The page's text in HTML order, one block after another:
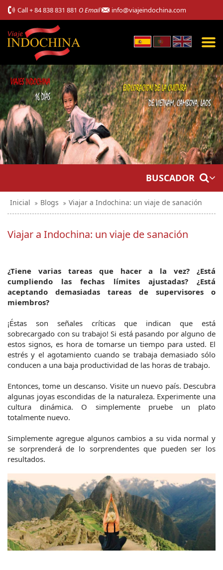
Call+ 84 838 831 881 O Email info@viajeindochina.com
BUSCADOR
Inicial Blogs Viajar a Indochina: un viaje de sanación
Viajar a Indochina: un viaje de sanación
¿Tiene varias tareas que hacer a la vez? ¿Está
cumpliendo las fechas límites ajustadas? ¿Está
aceptando demasiadas tareas de supervisores o
miembros?
¡Éstas son señales críticas que indican que está
sobrecargado con su trabajo! Si está pasando por alguno de
estos signos, es hora de tomarse un tiempo para usted. El
estrés y el agotamiento cuando se trabaja demasiado sólo
conducen a una baja productividad de las horas de trabajo.
Entonces, tome un descanso. Visite un nuevo país. Descubra
algunas joyas escondidas de la naturaleza. Experimente una
cultura dinámica. O simplemente pruebe un plato
totalmente nuevo.
Simplemente agregue algunos cambios a su vida normal y
se sorprenderá de lo sorprendentes que pueden ser los
resultados.